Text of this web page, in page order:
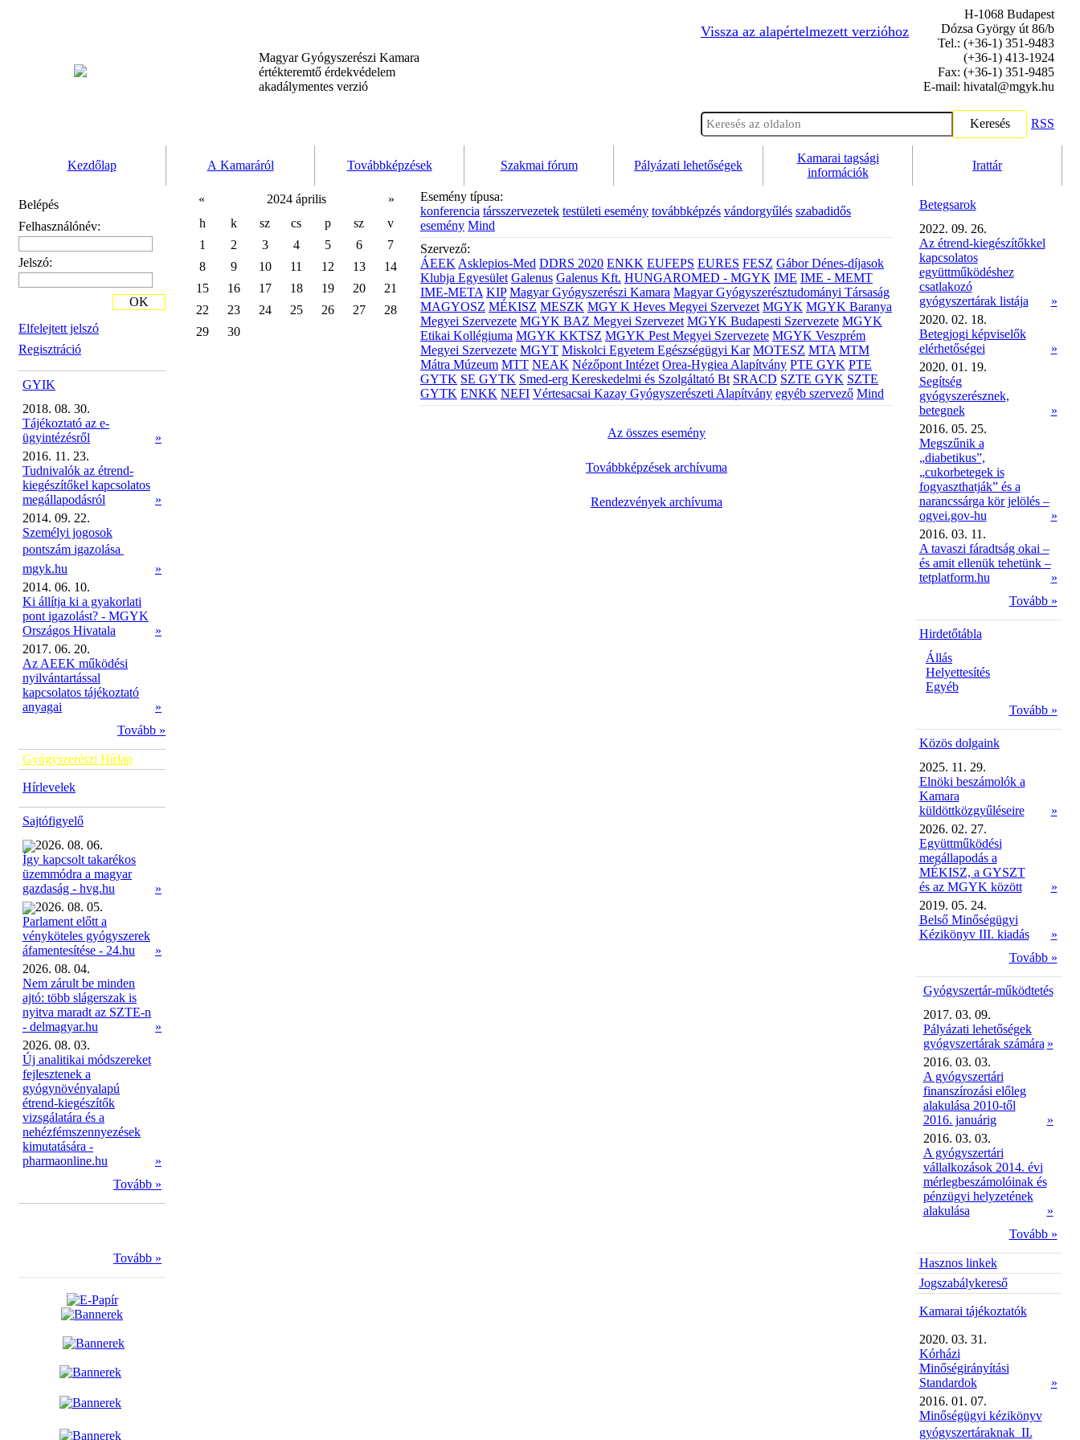
Magyar Gyógyszerészi Kamara
értékteremtő érdekvédelem
akadálymentes verzió
Vissza az alapértelmezett verzióhoz
H-1068 Budapest
Dózsa György út 86/b
Tel.: (+36-1) 351-9483
(+36-1) 413-1924
Fax: (+36-1) 351-9485
E-mail: hivatal@mgyk.hu
Keresés RSS
Kezdőlap A Kamaráról Továbbképzések Szakmai fórum Pályázati lehetőségek
Kamarai tagsági
információk
Irattár
Belépés
Felhasználónév:
Jelszó:
Elfelejtett jelszó
Regisztráció
OK
GYIK
2018. 08. 30.
Tájékoztató az e-
ügyintézésről
»
2016. 11. 23.
Tudnivalók az étrend-
kiegészítőkel kapcsolatos
megállapodásról
»
2014. 09. 22.
Személyi jogosok
pontszám igazolása 
mgyk.hu
»
2014. 06. 10.
Ki állítja ki a gyakorlati
pont igazolást? - MGYK
Országos Hivatala
»
2017. 06. 20.
Az AEEK működési
nyilvántartással
kapcsolatos tájékoztató
anyagai
»
Tovább »
Gyógyszerészi Hírlap
Hírlevelek
Sajtófigyelő
2026. 08. 06.
Így kapcsolt takarékos
üzemmódra a magyar
gazdaság - hvg.hu
»
2026. 08. 05.
Parlament előtt a
vényköteles gyógyszerek
áfamentesítése - 24.hu
»
2026. 08. 04.
Nem zárult be minden
ajtó: több slágerszak is
nyitva maradt az SZTE-n
- delmagyar.hu
»
2026. 08. 03.
Új analitikai módszereket
fejlesztenek a
gyógynövényalapú
étrend-kiegészítők
vizsgálatára és a
nehézfémszennyezések
kimutatására -
pharmaonline.hu
»
Tovább »
Tovább »
« 2024 április
»
h
k sz cs p sz
v
1
2 3 4 5 6
7
8
9 10 11 12 13
14
15
16 17 18 19 20
21
22
23 24 25 26 27
28
29
30
Esemény típusa:
konferencia társszervezetek testületi esemény továbbképzés vándorgyűlés szabadidős
esemény Mind
Szervező:
ÁEEK Asklepios-Med DDRS 2020 ENKK EUFEPS EURES FESZ Gábor Dénes-díjasok
Klubja Egyesület Galenus Galenus Kft. HUNGAROMED - MGYK IME IME - MEMT
IME-META KIP Magyar Gyógyszerészi Kamara Magyar Gyógyszerésztudományi Társaság
MAGYOSZ MÉKISZ MESZK MGY K Heves Megyei Szervezet MGYK MGYK Baranya
Megyei Szervezete MGYK BAZ Megyei Szervezet MGYK Budapesti Szervezete MGYK
Etikai Kollégiuma MGYK KKTSZ MGYK Pest Megyei Szervezete MGYK Veszprém
Megyei Szervezete MGYT Miskolci Egyetem Egészségügyi Kar MOTESZ MTA MTM
Mátra Múzeum MTT NEAK Nézőpont Intézet Orea-Hygiea Alapítvány PTE GYK PTE
GYTK SE GYTK Smed-erg Kereskedelmi és Szolgáltató Bt SRACD SZTE GYK SZTE
GYTK ENKK NEFI Vértesacsai Kazay Gyógyszerészeti Alapítvány egyéb szervező Mind
Az összes esemény
Továbbképzések archívuma
Rendezvények archívuma
Betegsarok
2022. 09. 26.
Az étrend-kiegészítőkkel
kapcsolatos
együttműködéshez
csatlakozó
gyógyszertárak listája
»
2020. 02. 18.
Betegjogi képviselők
elérhetőségei
»
2020. 01. 19.
Segítség
gyógyszerésznek,
betegnek
»
2016. 05. 25.
Megszűnik a
„diabetikus”,
„cukorbetegek is
fogyaszthatják” és a
narancssárga kör jelölés –
ogyei.gov-hu
»
2016. 03. 11.
A tavaszi fáradtság okai –
és amit ellenük tehetünk –
tetplatform.hu
»
Tovább »
Hirdetőtábla
Állás
Helyettesítés
Egyéb
Tovább »
Közös dolgaink
2025. 11. 29.
Elnöki beszámolók a
Kamara
küldöttközgyűléseire
»
2026. 02. 27.
Együttműködési
megállapodás a
MÉKISZ, a GYSZT
és az MGYK között
»
2019. 05. 24.
Belső Minőségügyi
Kézikönyv III. kiadás
»
Tovább »
Gyógyszertár-működtetés
2017. 03. 09.
Pályázati lehetőségek
gyógyszertárak számára »
2016. 03. 03.
A gyógyszertári
finanszírozási előleg
alakulása 2010-től
2016. januárig
»
2016. 03. 03.
A gyógyszertári
vállalkozások 2014. évi
mérlegbeszámolóinak és
pénzügyi helyzetének
alakulása
»
Tovább »
Hasznos linkek
Jogszabálykereső
Kamarai tájékoztatók
2020. 03. 31.
Kórházi
Minőségirányítási
Standardok
»
2016. 01. 07.
Minőségügyi kézikönyv
gyógyszertáraknak  II.